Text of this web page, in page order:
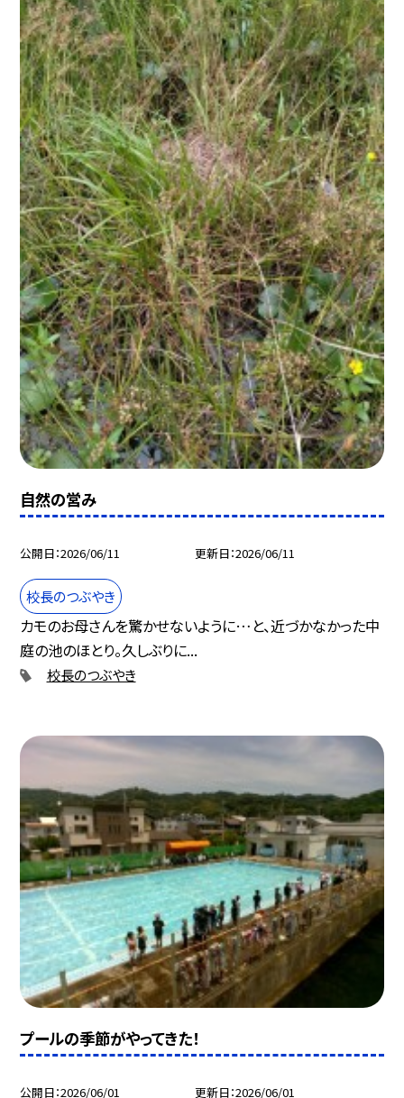
自然の営み
公開日 2026/06/11 更新日 2026/06/11
校長のつぶやき
カモのお母さんを驚かせないように…と、近づかなかった中
庭の池のほとり。久しぶりに...
校長のつぶやき
プールの季節がやってきた！
公開日 2026/06/01 更新日 2026/06/01